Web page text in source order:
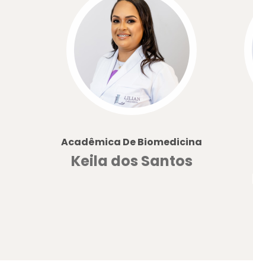
Acadêmica De Biomedicina
Keila dos Santos